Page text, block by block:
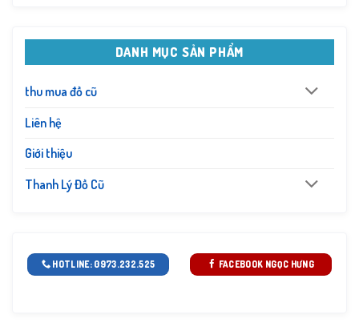
DANH MỤC SẢN PHẨM
thu mua đồ cũ
Liên hệ
Giới thiệu
Thanh Lý Đồ Cũ
HOTLINE: 0973.232.525 FACEBOOK NGỌC HƯNG